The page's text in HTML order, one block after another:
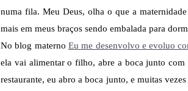
numa fila. Meu Deus, olha o que a
mais em meus braços sendo embalada para
No blog materno Eu me desenvolvo e evoluo
ela vai alimentar o filho, abre a boca junto
restaurante, eu abro a boca junto, e muitas